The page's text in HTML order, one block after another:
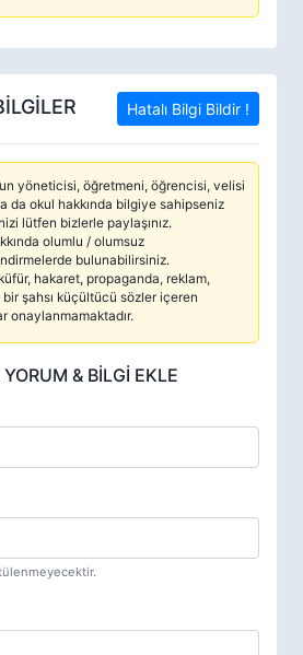
Hatalı Bilgi Bildir !
yöneticisi, öğretmeni, öğrencisi, velisi
da okul hakkında bilgiye sahipseniz
lütfen bizlerle paylaşınız.
olumlu / olumsuz
bulunabilirsiniz.
hakaret, propaganda, reklam,
şahsı küçültücü sözler içeren
onaylanmamaktadır.
& BİLGİ EKLE